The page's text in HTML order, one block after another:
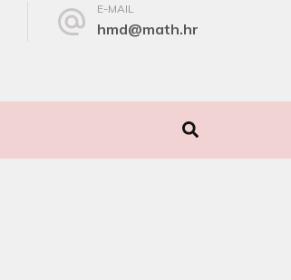
E-MAIL
hmd@math.hr